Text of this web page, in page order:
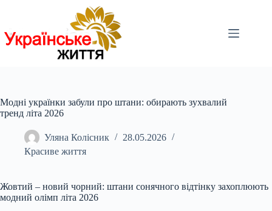
Модні українки забули про штани: обирають зухвалий
тренд літа 2026
Уляна Колісник
28.05.2026
Красиве життя
Жовтий – новий чорний: штани сонячного відтінку захоплюють
модний олімп літа 2026